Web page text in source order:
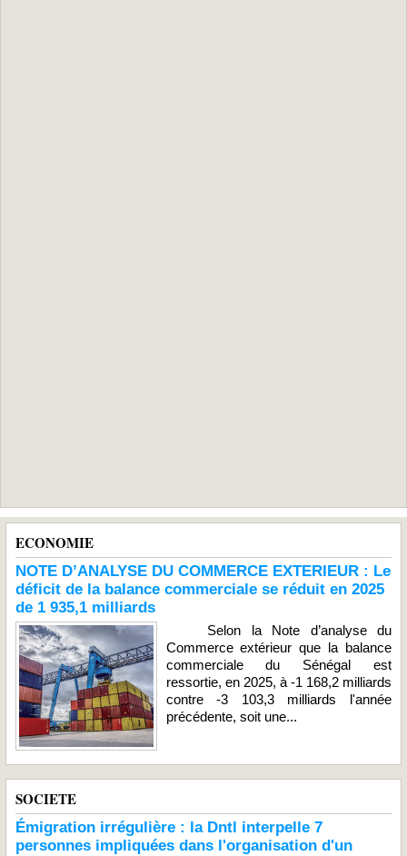
ECONOMIE
NOTE D’ANALYSE DU COMMERCE EXTERIEUR : Le
déficit de la balance commerciale se réduit en 2025
de 1 935,1 milliards
Selon la Note d’analyse du
Commerce extérieur que la balance
commerciale du Sénégal est
ressortie, en 2025, à -1 168,2 milliards
contre -3 103,3 milliards l'année
précédente, soit une...
SOCIETE
Émigration irrégulière : la Dntl interpelle 7
personnes impliquées dans l'organisation d'un